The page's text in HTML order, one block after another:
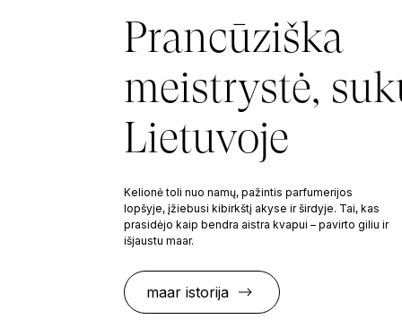
Prancūziška
meistrystė,
Lietuvoje
Kelionė toli nuo namų, pažintis parfumerijos
lopšyje, įžiebusi kibirkštį akyse ir širdyje. Tai, kas
prasidėjo kaip bendra aistra kvapui – pavirto giliu ir
išjaustu maar.
maar istorija